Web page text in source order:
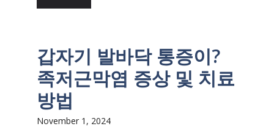
갑자기 발바닥 통증이?
족저근막염 증상 및 치료
방법
November 1, 2024